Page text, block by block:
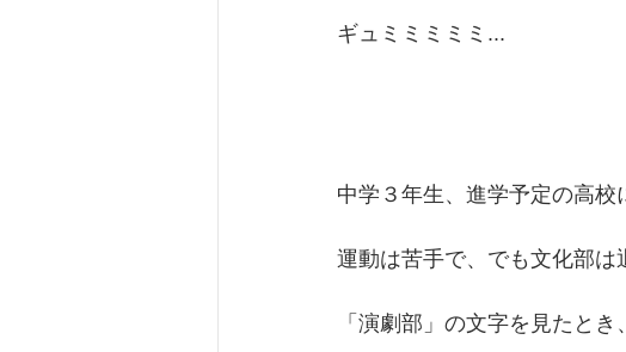
ギュミミミミミ...
中学３年生、進学予定の高校
運動は苦手で、でも文化部は
「演劇部」の文字を見たと